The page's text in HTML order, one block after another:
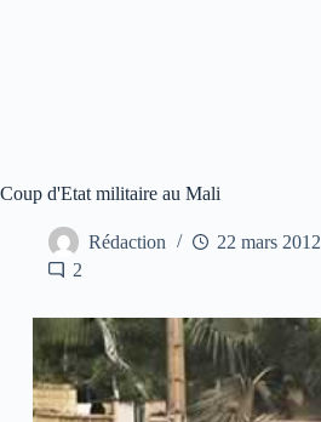
Coup d'Etat militaire au Mali
Rédaction 22 mars 2012
2